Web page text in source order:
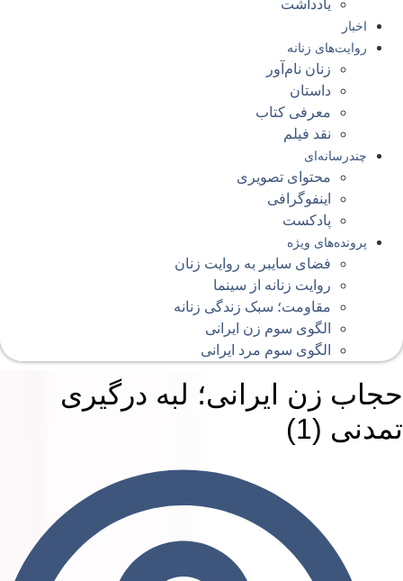
یادداشت
اخبار
روایت‌های زنانه
زنان نام‌آور
داستان
معرفی کتاب
نقد فیلم
چندرسانه‌ای
محتوای تصویری
اینفوگرافی
پادکست
پرونده‌های ویژه
فضای سایبر به روایت زنان
روایت زنانه از سینما
مقاومت؛ سبک زندگی زنانه
الگوی سوم زن ایرانی
الگوی سوم مرد ایرانی
زن ایرانی؛ لبه‌ درگیری
(1)